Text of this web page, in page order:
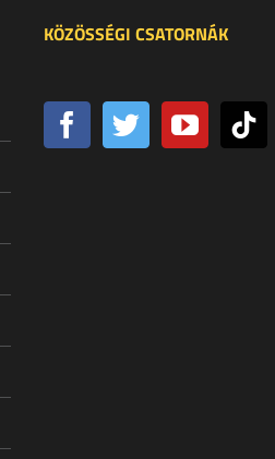
KÖZÖSSÉGI CSATORNÁK